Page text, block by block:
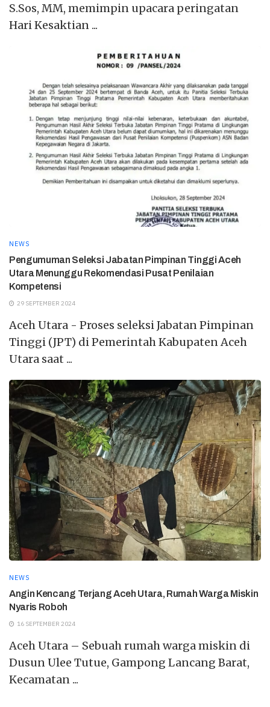
S.Sos, MM, memimpin upacara peringatan
Hari Kesaktian ...
NEWS
Pengumuman Seleksi Jabatan Pimpinan Tinggi Aceh
Utara Menunggu Rekomendasi Pusat Penilaian
Kompetensi
29 SEPTEMBER 2024
Aceh Utara - Proses seleksi Jabatan Pimpinan
Tinggi (JPT) di Pemerintah Kabupaten Aceh
Utara saat ...
NEWS
Angin Kencang Terjang Aceh Utara, Rumah Warga Miskin
Nyaris Roboh
16 SEPTEMBER 2024
Aceh Utara – Sebuah rumah warga miskin di
Dusun Ulee Tutue, Gampong Lancang Barat,
Kecamatan ...